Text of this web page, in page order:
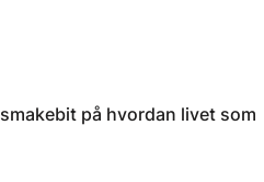
på hvordan livet som